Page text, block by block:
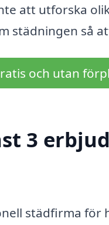
att utforska
städningen så
och utan
3
städfirma för